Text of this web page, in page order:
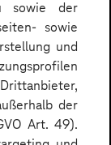
sowie der
sowie
und
der
Art. 49).